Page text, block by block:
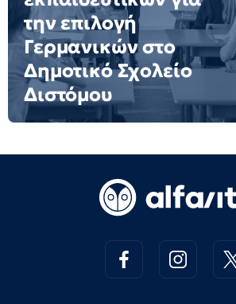
την επιλογή
Γερμανικών στο
Δημοτικό Σχολείο
Διστόμου